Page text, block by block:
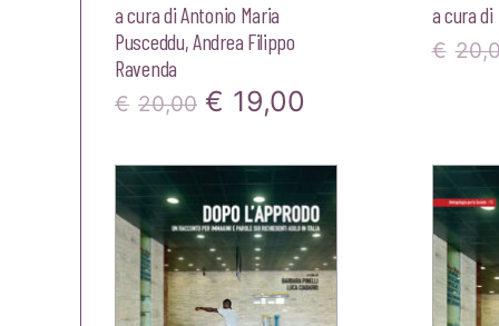
a cura diAntonio Maria
Pusceddu,Andrea Filippo
Ravenda
€ 20,00 Il
originale
era:
€20,00.
€ 19,00
attuale
è:
€19,00.
a cura di
€